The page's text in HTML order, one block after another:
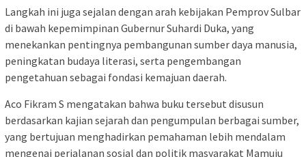
Langkah ini juga sejalan dengan arah kebijakan Pemprov Sulbar
di bawah kepemimpinan Gubernur Suhardi Duka, yang
menekankan pentingnya pembangunan sumber daya manusia,
peningkatan budaya literasi, serta pengembangan
pengetahuan sebagai fondasi kemajuan daerah.
Aco Fikram S mengatakan bahwa buku tersebut disusun
berdasarkan kajian sejarah dan pengumpulan berbagai sumber,
yang bertujuan menghadirkan pemahaman lebih mendalam
mengenai perjalanan sosial dan politik masyarakat Mamuju